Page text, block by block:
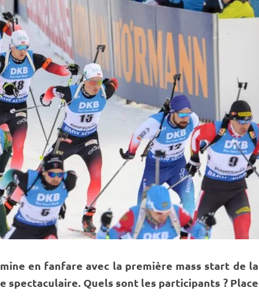
en fanfare avec la première mass start de la
spectaculaire. Quels sont les participants ? Place